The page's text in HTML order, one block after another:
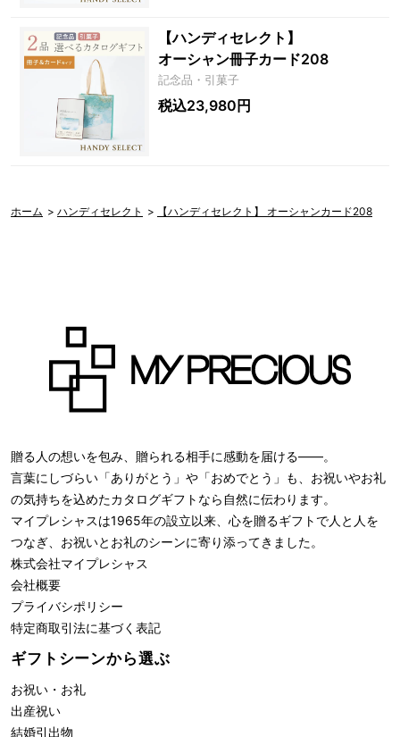
【ハンディセレクト】
オーシャン冊子カード208
記念品・引菓子
税込23,980円
ホーム > ハンディセレクト > 【ハンディセレクト】 オーシャンカード208
贈る人の想いを包み、贈られる相手に感動を届ける――。
言葉にしづらい「ありがとう」や「おめでとう」も、お祝いやお礼
の気持ちを込めたカタログギフトなら自然に伝わります。
マイプレシャスは1965年の設立以来、心を贈るギフトで人と人を
つなぎ、お祝いとお礼のシーンに寄り添ってきました。
株式会社マイプレシャス
会社概要
プライバシポリシー
特定商取引法に基づく表記
ギフトシーンから選ぶ
お祝い・お礼
出産祝い
結婚引出物